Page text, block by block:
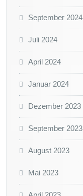
September 2024
Juli 2024
April 2024
Januar 2024
Dezember 2023
September 2023
August 2023
Mai 2023